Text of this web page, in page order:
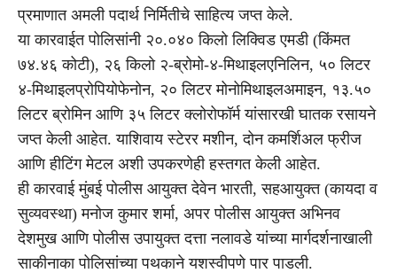
प्रमाणात अमली पदार्थ निर्मितीचे साहित्य जप्त केले.
या कारवाईत पोलिसांनी २०.०४० किलो लिक्विड एमडी (किंमत
७४.४६ कोटी), २६ किलो २-ब्रोमो-४-मिथाइलएनिलिन, ५० लिटर
४-मिथाइलप्रोपियोफेनोन, २० लिटर मोनोमिथाइलअमाइन, १३.५०
लिटर ब्रोमिन आणि ३५ लिटर क्लोरोफॉर्म यांसारखी घातक रसायने
जप्त केली आहेत. याशिवाय स्टेरर मशीन, दोन कमर्शिअल फ्रीज
आणि हीटिंग मेटल अशी उपकरणेही हस्तगत केली आहेत.
ही कारवाई मुंबई पोलीस आयुक्त देवेन भारती, सहआयुक्त (कायदा व
सुव्यवस्था) मनोज कुमार शर्मा, अपर पोलीस आयुक्त अभिनव
देशमुख आणि पोलीस उपायुक्त दत्ता नलावडे यांच्या मार्गदर्शनाखाली
साकीनाका पोलिसांच्या पथकाने यशस्वीपणे पार पाडली.